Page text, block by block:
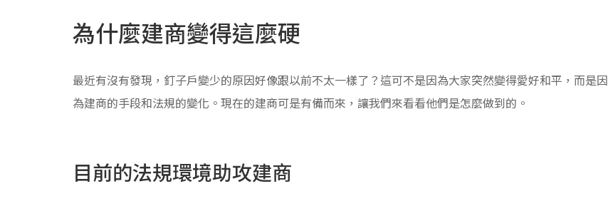
為什麼建商變得這麼硬
最近有沒有發現，釘子戶變少的原因好像跟以前不太一樣了？這可不是因為大家突然變得愛好和平，而是因
為建商的手段和法規的變化。現在的建商可是有備而來，讓我們來看看他們是怎麼做到的。
目前的法規環境助攻建商